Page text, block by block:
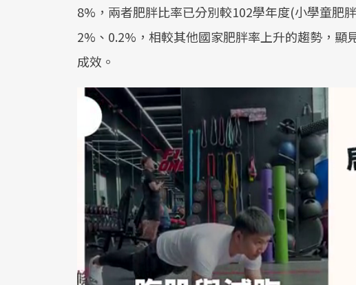
8%，兩者肥胖比率已分別較102學年度(小學童肥
2%、0.2%，相較其他國家肥胖率上升的趨勢，顯
成效。